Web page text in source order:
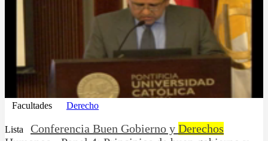
Facultades Derecho
Lista Conferencia Buen Gobierno y Derechos